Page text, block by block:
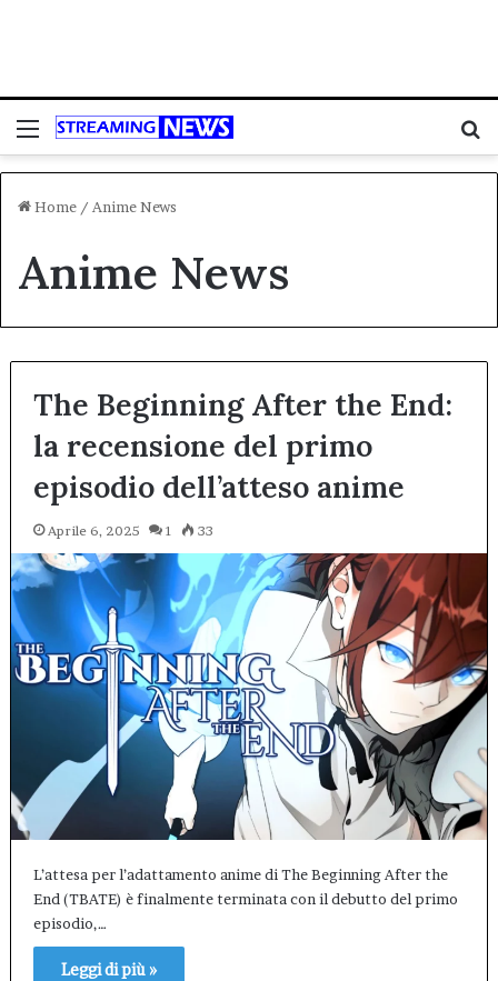
Menu
Home / Anime News
Anime News
The Beginning After the End:
la recensione del primo
episodio dell’atteso anime
Aprile 6, 2025 1 33
L’attesa per l’adattamento anime di The Beginning After the
End (TBATE) è finalmente terminata con il debutto del primo
episodio,…
Leggi di più »